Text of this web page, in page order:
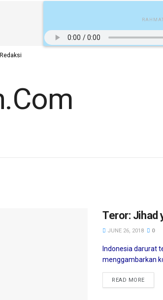
Redaksi
Teror: Jihad
JUNE 26, 2018 0
Indonesia darurat
menggambarkan
READ MORE